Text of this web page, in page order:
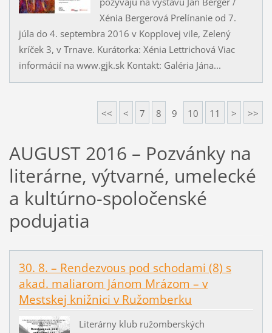
Xénia Bergerová Prelínanie od 7.
júla do 4. septembra 2016 v Kopplovej vile, Zelený
kríček 3, v Trnave. Kurátorka: Xénia Lettrichová Viac
informácií na www.gjk.sk Kontakt: Galéria Jána...
<< < 7 8 9 10 11 > >>
AUGUST 2016 – Pozvánky na
literárne, výtvarné, umelecké
a kultúrno-spoločenské
podujatia
30. 8. – Rendezvous pod schodami (8) s
akad. maliarom Jánom Mrázom – v
Mestskej knižnici v Ružomberku
Literárny klub ružomberských